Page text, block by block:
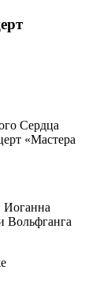
Сердца
«Мастера
Иоганна
Вольфганга